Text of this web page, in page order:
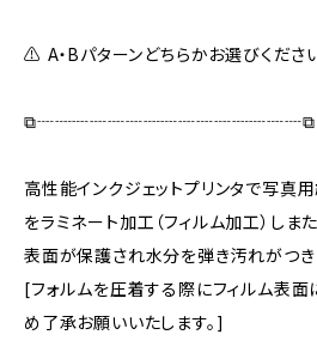
⚠ A・Bパターンどちらかお選びくださ
⧉┈┈┈┈┈┈┈┈┈┈┈┈┈┈┈⧉
高性能インクジェットプリンタで写真
をラミネート加工（フィルム加工）しまた
表面が保護され水分を弾き汚れがつき
[フォルムを圧着する際にフィルム表面
め了承お願いいたします。]